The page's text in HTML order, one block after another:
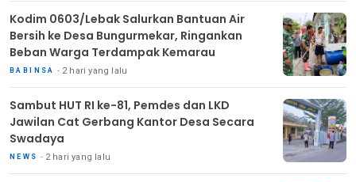
Kodim 0603/Lebak Salurkan Bantuan Air
Bersih ke Desa Bungurmekar, Ringankan
Beban Warga Terdampak Kemarau
BABINSA 2 hari yang lalu
Sambut HUT RI ke-81, Pemdes dan LKD
Jawilan Cat Gerbang Kantor Desa Secara
Swadaya
NEWS 2 hari yang lalu